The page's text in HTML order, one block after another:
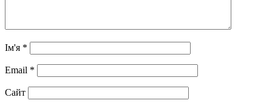
Ім'я *
Email *
Сайт